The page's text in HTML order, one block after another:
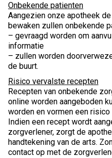
Onbekende patienten
Aangezien onze apotheek
bewaken zullen onbekende
– gevraagd worden om
– zullen worden
de buurt.
Risico vervalste recepten
Recepten van onbekende
online worden aangeboden
worden en vormen een
Indien een recept wordt
zorgverlener, zorgt de
handtekening van de arts.
contact op met de